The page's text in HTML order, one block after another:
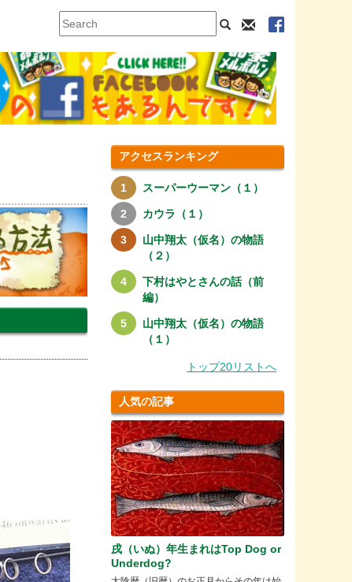
アクセスランキング
スーパーウーマン（１）
カウラ（１）
山中翔太（仮名）の物語
（２）
下村はやとさんの話（前
編）
山中翔太（仮名）の物語
（１）
トップ20リストへ
人気の記事
戌（いぬ）年生まれはTop Dog or
Underdog?